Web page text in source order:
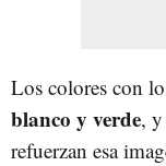
Los colores con
blanco y verde,
refuerzan esa